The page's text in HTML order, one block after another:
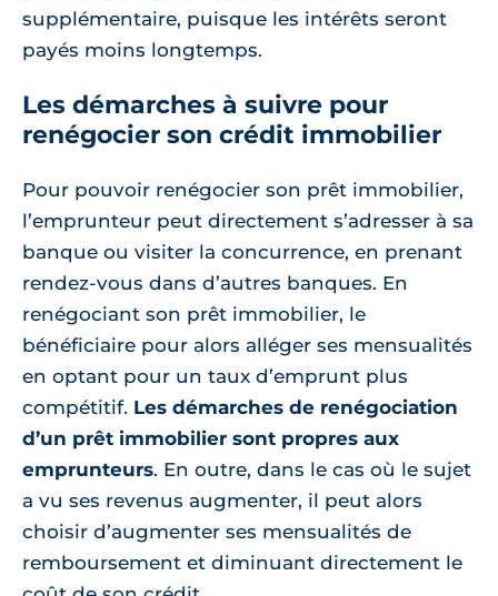
supplémentaire, puisque les intérêts seront
payés moins longtemps.
Les démarches à suivre pour
renégocier son crédit immobilier
Pour pouvoir renégocier son prêt immobilier,
l’emprunteur peut directement s’adresser à sa
banque ou visiter la concurrence, en prenant
rendez-vous dans d’autres banques. En
renégociant son prêt immobilier, le
bénéficiaire pour alors alléger ses mensualités
en optant pour un taux d’emprunt plus
compétitif. Les démarches de renégociation
d’un prêt immobilier sont propres aux
emprunteurs. En outre, dans le cas où le sujet
a vu ses revenus augmenter, il peut alors
choisir d’augmenter ses mensualités de
remboursement et diminuant directement le